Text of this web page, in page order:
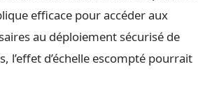
efficace pour accéder aux
au déploiement sécurisé de
l’effet d’échelle escompté pourrait